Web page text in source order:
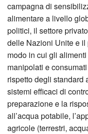
campagna di
alimentare a livello
politici, il settore
delle Nazioni Unite e
modo in cui gli
manipolati e
rispetto degli standard
sistemi efficaci di
preparazione e la
all’acqua potabile,
agricole (terrestri,